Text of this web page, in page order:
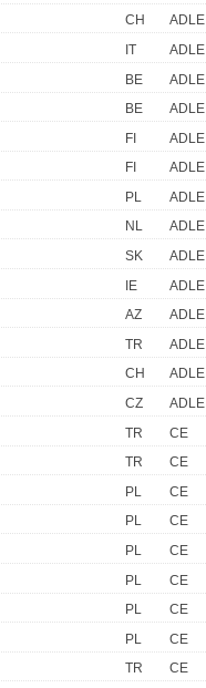
CH
ADLE
IT
ADLE
BE
ADLE
BE
ADLE
FI
ADLE
FI
ADLE
PL
ADLE
NL
ADLE
SK
ADLE
IE
ADLE
AZ
ADLE
TR
ADLE
CH
ADLE
CZ
ADLE
TR
CE
TR
CE
PL
CE
PL
CE
PL
CE
PL
CE
PL
CE
PL
CE
TR
CE